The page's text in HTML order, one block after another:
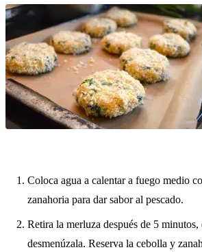
Coloca agua a calentar a fuego medio
zanahoria para dar sabor al pescado.
Retira la merluza después de 5
desmenúzala. Reserva la cebolla y